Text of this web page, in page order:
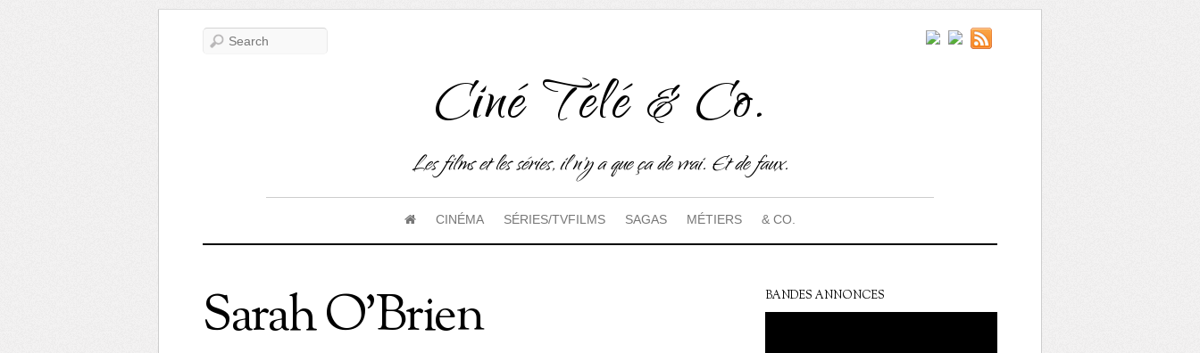
Ciné Télé & Co.
Les films et les séries, il n'y a que ça de vrai. Et de faux.
CINÉMA SÉRIES/TVFILMS SAGAS MÉTIERS & CO.
Sarah O’Brien BANDES ANNONCES